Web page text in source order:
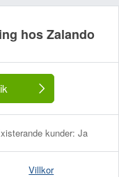
hos Zalando
kunder: Ja
Villkor